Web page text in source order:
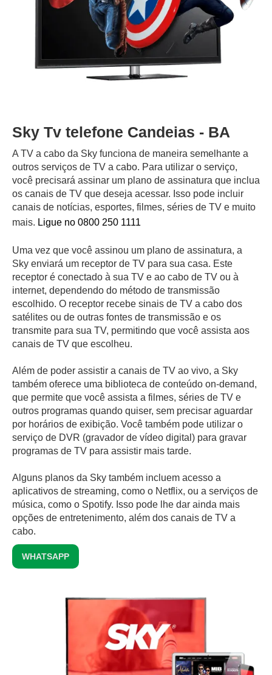
Sky Tv telefone Candeias - BA
A TV a cabo da Sky funciona de maneira semelhante a
outros serviços de TV a cabo. Para utilizar o serviço,
você precisará assinar um plano de assinatura que inclua
os canais de TV que deseja acessar. Isso pode incluir
canais de notícias, esportes, filmes, séries de TV e muito
mais. Ligue no 0800 250 1111
Uma vez que você assinou um plano de assinatura, a
Sky enviará um receptor de TV para sua casa. Este
receptor é conectado à sua TV e ao cabo de TV ou à
internet, dependendo do método de transmissão
escolhido. O receptor recebe sinais de TV a cabo dos
satélites ou de outras fontes de transmissão e os
transmite para sua TV, permitindo que você assista aos
canais de TV que escolheu.
Além de poder assistir a canais de TV ao vivo, a Sky
também oferece uma biblioteca de conteúdo on-demand,
que permite que você assista a filmes, séries de TV e
outros programas quando quiser, sem precisar aguardar
por horários de exibição. Você também pode utilizar o
serviço de DVR (gravador de vídeo digital) para gravar
programas de TV para assistir mais tarde.
Alguns planos da Sky também incluem acesso a
aplicativos de streaming, como o Netflix, ou a serviços de
música, como o Spotify. Isso pode lhe dar ainda mais
opções de entretenimento, além dos canais de TV a
cabo.
WHATSAPP